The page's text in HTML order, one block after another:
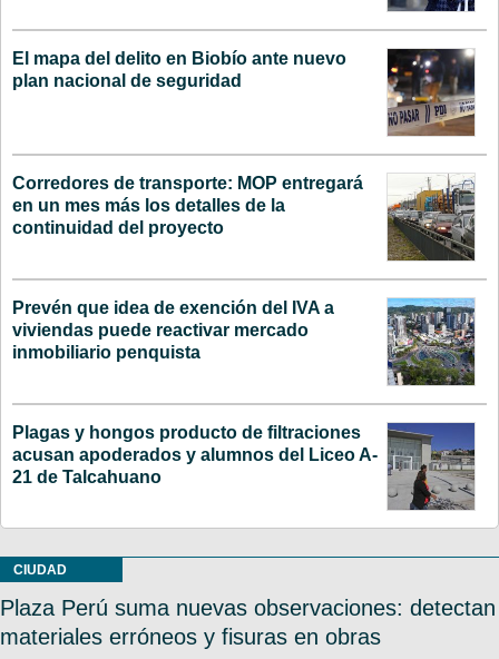
El mapa del delito en Biobío ante nuevo
plan nacional de seguridad
Corredores de transporte: MOP entregará
en un mes más los detalles de la
continuidad del proyecto
Prevén que idea de exención del IVA a
viviendas puede reactivar mercado
inmobiliario penquista
Plagas y hongos producto de filtraciones
acusan apoderados y alumnos del Liceo A-
21 de Talcahuano
CIUDAD
Plaza Perú suma nuevas observaciones: detectan
materiales erróneos y fisuras en obras